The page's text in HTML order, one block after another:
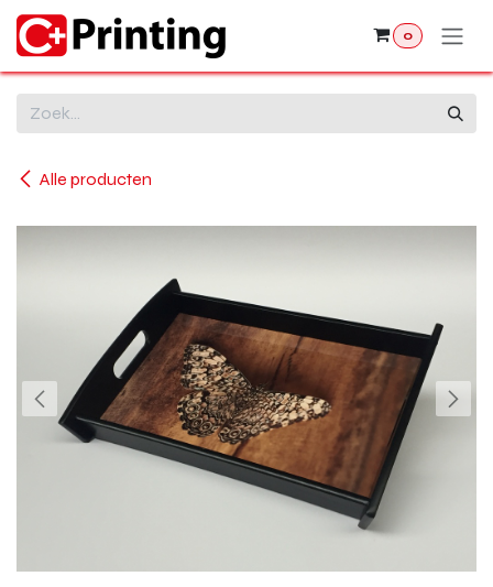
Overslaan naar inhoud
0
Alle producten